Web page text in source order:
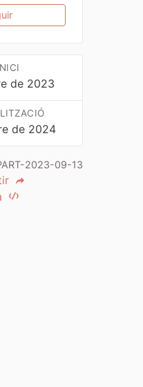
de 2023
de 2024
2023-09-13